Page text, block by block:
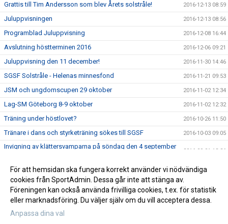
Grattis till Tim Andersson som blev Årets solstråle! 2016-12-13 08:59
Juluppvisningen 2016-12-13 08:56
Programblad Juluppvisning 2016-12-08 16:44
Avslutning höstterminen 2016 2016-12-06 09:21
Juluppvisning den 11 december! 2016-11-30 14:46
SGSF Solstråle - Helenas minnesfond 2016-11-21 09:53
JSM och ungdomscupen 29 oktober 2016-11-02 12:34
Lag-SM Göteborg 8-9 oktober 2016-11-02 12:32
Träning under höstlovet? 2016-10-26 11:50
Tränare i dans och styrketräning sökes till SGSF 2016-10-03 09:05
Invigning av klättersvamparna på söndag den 4 september
2016-09-01 13:36
Det är olika startveckor för grupperna i höst. 2016-08-17 13:13
Terminstart hösten 2016 2016-08-04 10:15
För att hemsidan ska fungera korrekt använder vi nödvändiga
cookies från SportAdmin. Dessa går inte att stänga av.
Föreningen kan också använda frivilliga cookies, t.ex. för statistik
eller marknadsföring. Du väljer själv om du vill acceptera dessa.
Anpassa dina val